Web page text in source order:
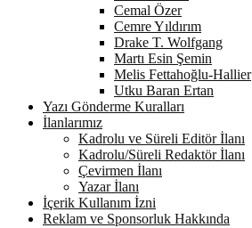
Cemal Özer
Cemre Yıldırım
Drake T. Wolfgang
Martı Esin Şemin
Melis Fettahoğlu-Hallier
Utku Baran Ertan
Yazı Gönderme Kuralları
İlanlarımız
Kadrolu ve Süreli Editör İlanı
Kadrolu/Süreli Redaktör İlanı
Çevirmen İlanı
Yazar İlanı
İçerik Kullanım İzni
Reklam ve Sponsorluk Hakkında